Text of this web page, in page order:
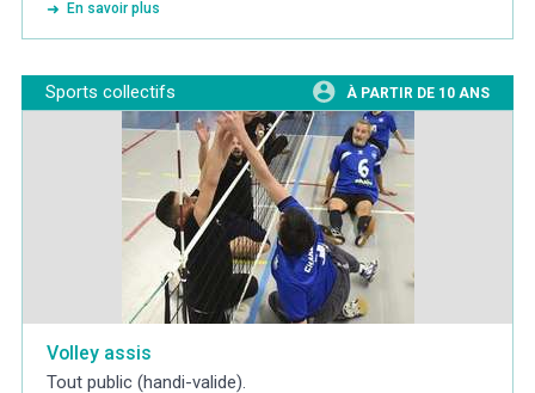
En savoir plus
Sports collectifs À PARTIR DE 10 ANS
Volley assis
Tout public (handi-valide).